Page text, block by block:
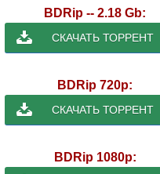
BDRip -- 2.18 Gb:
СКАЧАТЬ ТОРРЕНТ
BDRip 720p:
СКАЧАТЬ ТОРРЕНТ
BDRip 1080p: